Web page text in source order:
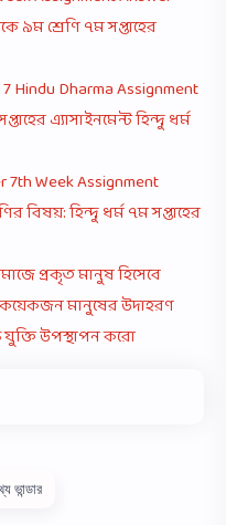
৯ম শ্রেণি ৭ম সপ্তাহের
Hindu Dharma Assignment
এ্যাসাইনমেন্ট হিন্দু ধর্ম
7th Week Assignment
বিষয়: হিন্দু ধর্ম ৭ম সপ্তাহের
প্রকৃত মানুষ হিসেবে
কয়েকজন মানুষের উদাহরণ
যুক্তি উপস্থাপন করাে
ভান্ডার